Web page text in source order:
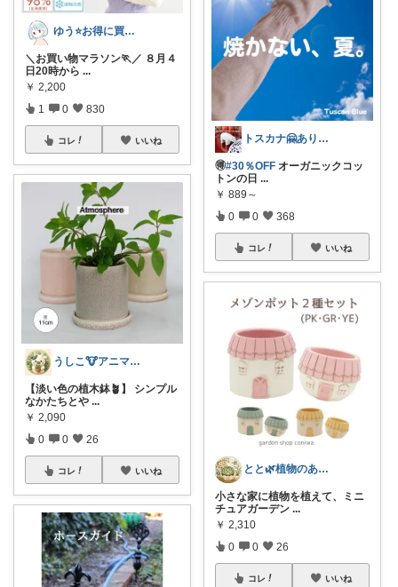
ゆう⭐️お得に買いたいワーママ‼️
＼お買い物マラソン🏃／ ８月４
日20時から ...
￥ 2,200
1 0 830
コレ いいね
うしこ🐮アニマル&植物大好き🪴
【淡い色の植木鉢🪴】 シンプル
なかたちとや ...
￥ 2,090
0 0 26
コレ いいね
トスカナ🤗ありがとうございます💕
🉐#30％OFF オーガニックコッ
トンの日 ...
￥ 889～
0 0 368
コレ いいね
とと🌿植物のある暮らし
小さな家に植物を植えて、ミニ
チュアガーデン ...
￥ 2,310
0 0 26
コレ いいね